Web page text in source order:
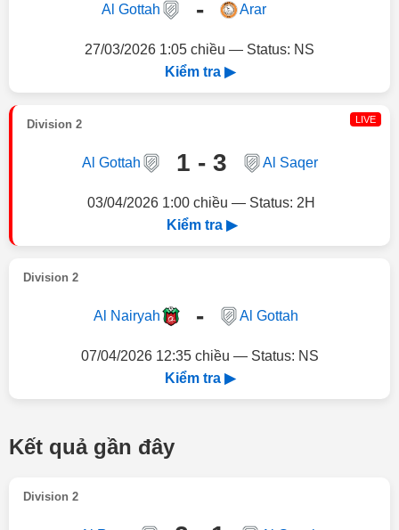
Al Gottah - Arar
27/03/2026 1:05 chiều — Status: NS
Kiểm tra ▶
Division 2 LIVE
Al Gottah 1 - 3 Al Saqer
03/04/2026 1:00 chiều — Status: 2H
Kiểm tra ▶
Division 2
Al Nairyah - Al Gottah
07/04/2026 12:35 chiều — Status: NS
Kiểm tra ▶
Kết quả gần đây
Division 2